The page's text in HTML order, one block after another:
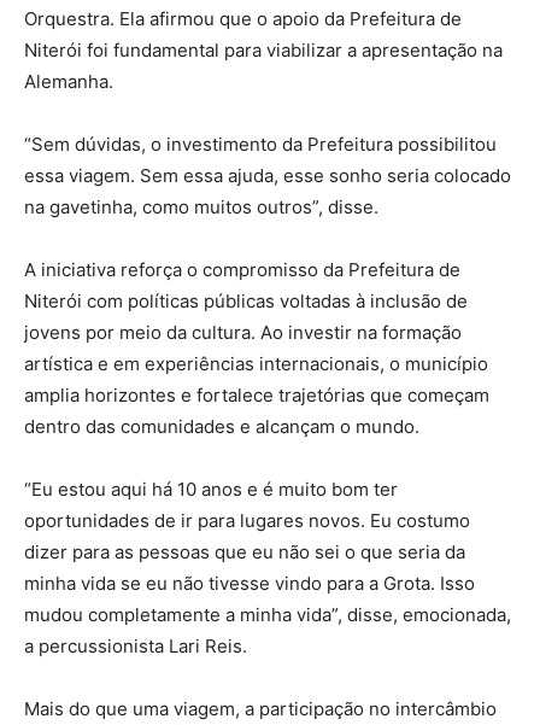
Orquestra. Ela afirmou que o apoio da Prefeitura de
Niterói foi fundamental para viabilizar a apresentação na
Alemanha.
“Sem dúvidas, o investimento da Prefeitura possibilitou
essa viagem. Sem essa ajuda, esse sonho seria colocado
na gavetinha, como muitos outros”, disse.
A iniciativa reforça o compromisso da Prefeitura de
Niterói com políticas públicas voltadas à inclusão de
jovens por meio da cultura. Ao investir na formação
artística e em experiências internacionais, o município
amplia horizontes e fortalece trajetórias que começam
dentro das comunidades e alcançam o mundo.
“Eu estou aqui há 10 anos e é muito bom ter
oportunidades de ir para lugares novos. Eu costumo
dizer para as pessoas que eu não sei o que seria da
minha vida se eu não tivesse vindo para a Grota. Isso
mudou completamente a minha vida”, disse, emocionada,
a percussionista Lari Reis.
Mais do que uma viagem, a participação no intercâmbio